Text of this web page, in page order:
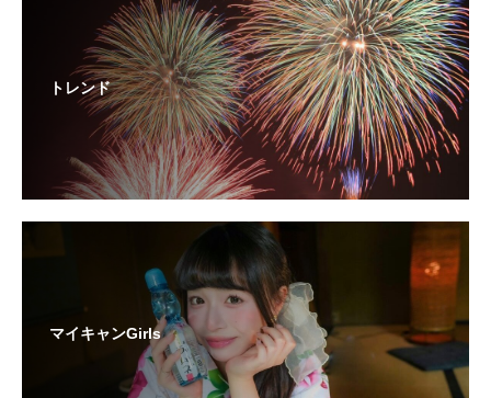
トレンド
マイキャンGirls